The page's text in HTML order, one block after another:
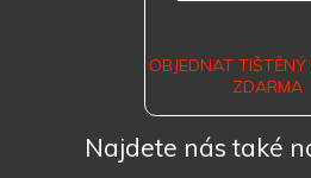
OBJEDNAT TIŠTĚNÝ
ZDARMA
Najdete nás také